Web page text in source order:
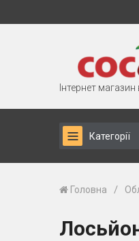
Інтернет
Категорії
Головна /